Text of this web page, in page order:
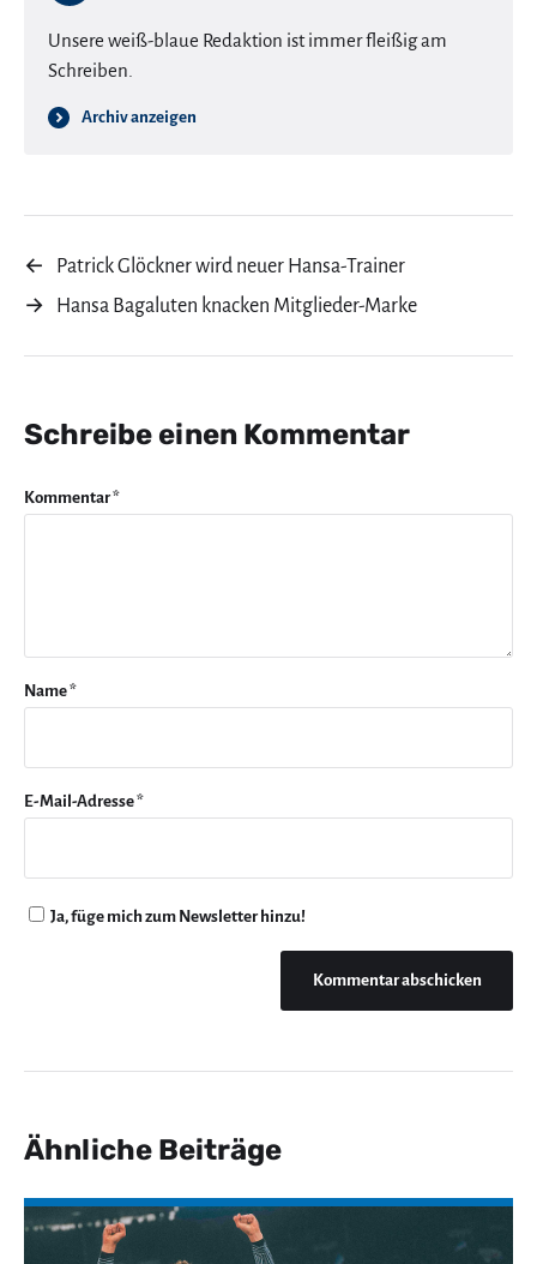
Unsere weiß-blaue Redaktion ist immer fleißig am
Schreiben.
Archiv anzeigen
←
Patrick Glöckner wird neuer Hansa-Trainer
→
Hansa Bagaluten knacken Mitglieder-Marke
Schreibe einen Kommentar
Kommentar*
Name*
E-Mail-Adresse*
Ja, füge mich zum Newsletter hinzu!
Ähnliche Beiträge